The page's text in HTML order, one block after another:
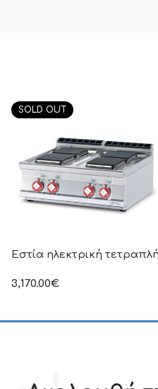
SOLD OUT
Εστία ηλεκτρική τετραπλή
3,170.00€